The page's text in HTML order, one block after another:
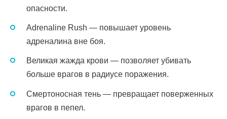
опасности.
Adrenaline Rush — повышает уровень
адреналина вне боя.
Великая жажда крови — позволяет убивать
больше врагов в радиусе поражения.
Смертоносная тень — превращает поверженных
врагов в пепел.